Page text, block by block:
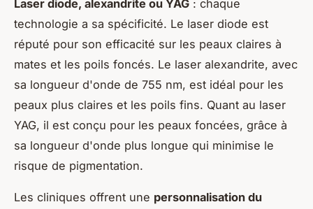
Laser diode, alexandrite ou YAG : chaque
technologie a sa spécificité. Le laser diode est
réputé pour son efficacité sur les peaux claires à
mates et les poils foncés. Le laser alexandrite, avec
sa longueur d'onde de 755 nm, est idéal pour les
peaux plus claires et les poils fins. Quant au laser
YAG, il est conçu pour les peaux foncées, grâce à
sa longueur d'onde plus longue qui minimise le
risque de pigmentation.
Les cliniques offrent une personnalisation du